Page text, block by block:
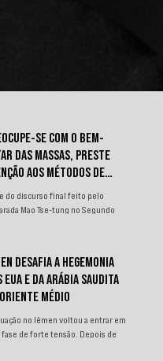
SE COM O BEM-
DAS MASSAS, PRESTE
AOS MÉTODOS DE
do discurso final feito pelo
Mao Tse-tung no Segundo
realizado em Juichin,
de Kiangsi, em janeiro de
DESAFIA A HEGEMONIA
EUA E DA ARÁBIA SAUDITA
MÉDIO
no Iêmen voltou a entrar em
fase de forte tensão. Depois de